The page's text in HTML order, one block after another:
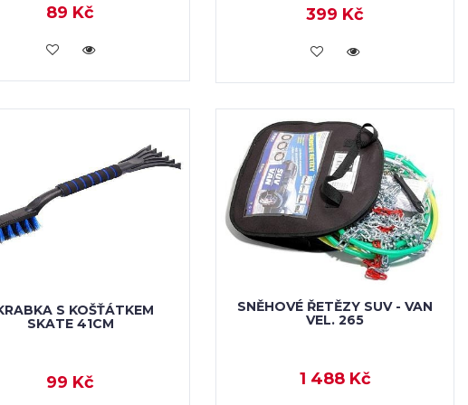
89 Kč
VLOŽIT DO KOŠÍKU
399 Kč
VLOŽIT DO KOŠÍKU
S KOŠŤÁTKEM
SKATE 41CM
99 Kč
SNĚHOVÉ ŘETĚZY SUV - VAN
VEL. 265
1 488 Kč